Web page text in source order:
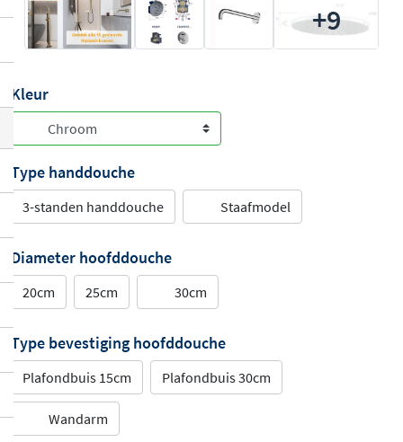
+9
Kleur
Type handdouche
3-standen handdouche Staafmodel
Diameter hoofddouche
20cm 25cm 30cm
Type bevestiging hoofddouche
Plafondbuis 15cm Plafondbuis 30cm
Wandarm